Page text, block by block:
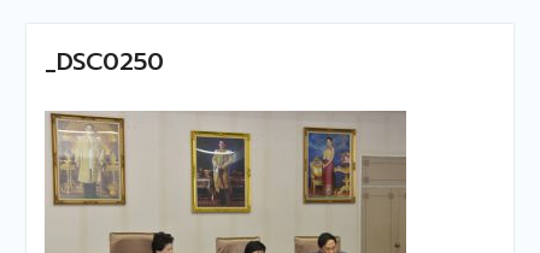
_DSC0250